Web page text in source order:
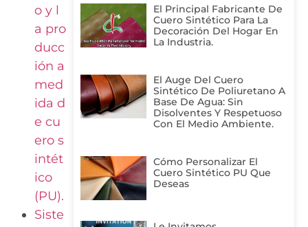
o y l
a pro
ducc
ión a
med
ida d
e cu
ero s
intét
ico
(PU).
Siste
El Principal Fabricante De
Cuero Sintético Para La
Decoración Del Hogar En
La Industria.
El Auge Del Cuero
Sintético De Poliuretano A
Base De Agua: Sin
Disolventes Y Respetuoso
Con El Medio Ambiente.
Cómo Personalizar El
Cuero Sintético PU Que
Deseas